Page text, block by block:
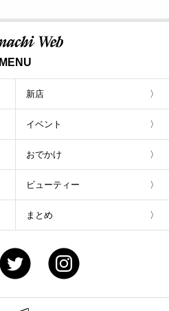
MENU
新店
イベント
おでかけ
ビューティー
まとめ